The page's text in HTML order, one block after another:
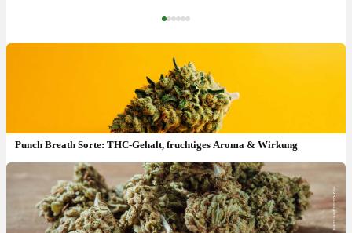
Punch Breath Sorte: THC-Gehalt, fruchtiges Aroma & Wirkung